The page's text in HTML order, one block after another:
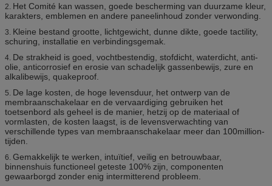
2. Het Comité kan wassen, goede bescherming van duurzame kleur,
karakters, emblemen en andere paneelinhoud zonder verwonding.
3. Kleine bestand grootte, lichtgewicht, dunne dikte, goede tactility,
schuring, installatie en verbindingsgemak.
4. De strakheid is goed, vochtbestendig, stofdicht, waterdicht, anti-
olie, anticorrosief en erosie van schadelijk gassenbewijs, zure en
alkalibewijs, quakeproof.
5. De lage kosten, de hoge levensduur, het ontwerp van de
membraanschakelaar en de vervaardiging gebruiken het
toetsenbord als geheel is de manier, hetzij op de materiaal of
vormlasten, de kosten laagst, is de levensverwachting van
verschillende types van membraanschakelaar meer dan 100million-
tijden.
6. Gemakkelijk te werken, intuïtief, veilig en betrouwbaar,
binnenshuis functioneel geteste 100% zijn, componenten
gewaarborgd zonder enig intermitterend probleem.